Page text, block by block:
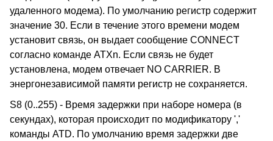
удаленного модема). По умолчанию регистр содержит
значение 30. Если в течение этого времени модем
установит связь, он выдает сообщение CONNECT
согласно команде ATXn. Если связь не будет
установлена, модем отвечает NO CARRIER. В
энергонезависимой памяти регистр не сохраняется.
S8 (0..255) - Время задержки при наборе номера (в
секундах), которая происходит по модификатору ','
команды ATD. По умолчанию время задержки две